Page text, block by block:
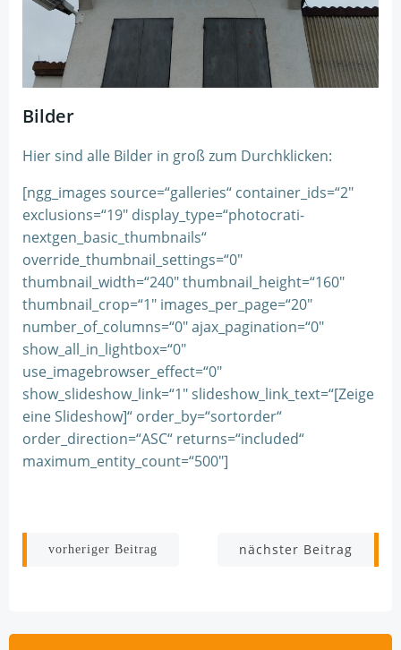
Bilder
Hier sind alle Bilder in groß zum Durchklicken:
[ngg_images source=“galleries“ container_ids=“2″
exclusions=“19″ display_type=“photocrati-
nextgen_basic_thumbnails“
override_thumbnail_settings=“0″
thumbnail_width=“240″ thumbnail_height=“160″
thumbnail_crop=“1″ images_per_page=“20″
number_of_columns=“0″ ajax_pagination=“0″
show_all_in_lightbox=“0″
use_imagebrowser_effect=“0″
show_slideshow_link=“1″ slideshow_link_text=“[Zeige
eine Slideshow]“ order_by=“sortorder“
order_direction=“ASC“ returns=“included“
maximum_entity_count=“500″]
Beitragsnavigation
vorheriger Beitrag nächster Beitrag